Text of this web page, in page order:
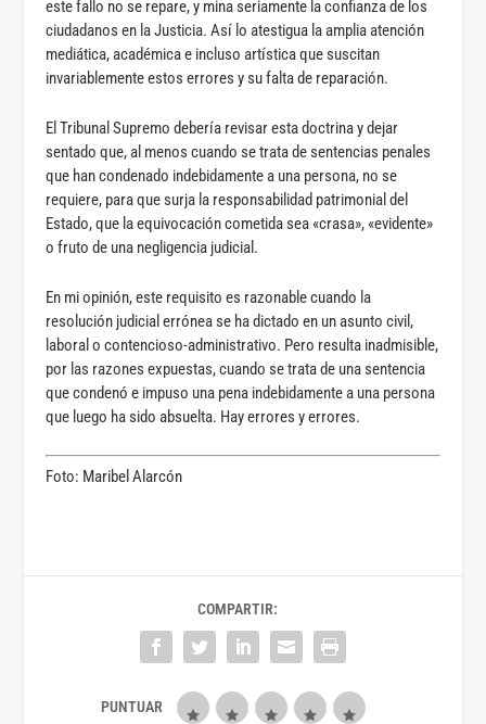
este fallo no se repare, y mina seriamente la confianza de los
ciudadanos en la Justicia. Así lo atestigua la amplia atención
mediática, académica e incluso artística que suscitan
invariablemente estos errores y su falta de reparación.
El Tribunal Supremo debería revisar esta doctrina y dejar
sentado que, al menos cuando se trata de sentencias penales
que han condenado indebidamente a una persona, no se
requiere, para que surja la responsabilidad patrimonial del
Estado, que la equivocación cometida sea «crasa», «evidente»
o fruto de una negligencia judicial.
En mi opinión, este requisito es razonable cuando la
resolución judicial errónea se ha dictado en un asunto civil,
laboral o contencioso-administrativo. Pero resulta inadmisible,
por las razones expuestas, cuando se trata de una sentencia
que condenó e impuso una pena indebidamente a una persona
que luego ha sido absuelta. Hay errores y errores.
Foto: Maribel Alarcón
COMPARTIR: